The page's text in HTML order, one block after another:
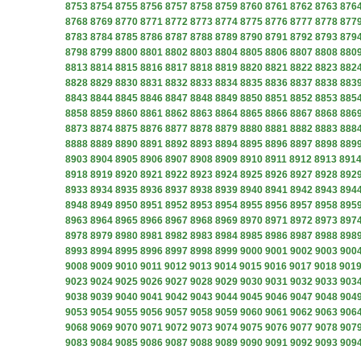
8753 8754 8755 8756 8757 8758 8759 8760 8761 8762 8763
8768 8769 8770 8771 8772 8773 8774 8775 8776 8777 8778
8783 8784 8785 8786 8787 8788 8789 8790 8791 8792 8793
8798 8799 8800 8801 8802 8803 8804 8805 8806 8807 8808
8813 8814 8815 8816 8817 8818 8819 8820 8821 8822 8823
8828 8829 8830 8831 8832 8833 8834 8835 8836 8837 8838
8843 8844 8845 8846 8847 8848 8849 8850 8851 8852 8853
8858 8859 8860 8861 8862 8863 8864 8865 8866 8867 8868
8873 8874 8875 8876 8877 8878 8879 8880 8881 8882 8883
8888 8889 8890 8891 8892 8893 8894 8895 8896 8897 8898
8903 8904 8905 8906 8907 8908 8909 8910 8911 8912 8913 8914
8918 8919 8920 8921 8922 8923 8924 8925 8926 8927 8928
8933 8934 8935 8936 8937 8938 8939 8940 8941 8942 8943
8948 8949 8950 8951 8952 8953 8954 8955 8956 8957 8958
8963 8964 8965 8966 8967 8968 8969 8970 8971 8972 8973
8978 8979 8980 8981 8982 8983 8984 8985 8986 8987 8988
8993 8994 8995 8996 8997 8998 8999 9000 9001 9002 9003
9008 9009 9010 9011 9012 9013 9014 9015 9016 9017 9018 9019
9023 9024 9025 9026 9027 9028 9029 9030 9031 9032 9033
9038 9039 9040 9041 9042 9043 9044 9045 9046 9047 9048
9053 9054 9055 9056 9057 9058 9059 9060 9061 9062 9063
9068 9069 9070 9071 9072 9073 9074 9075 9076 9077 9078
9083 9084 9085 9086 9087 9088 9089 9090 9091 9092 9093